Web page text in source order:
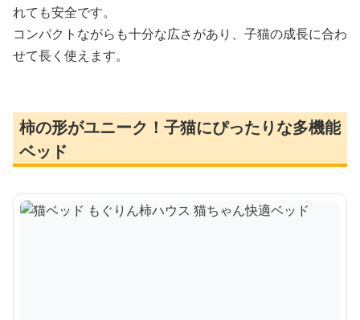
れても安全です。
コンパクトながらも十分な広さがあり、子猫の成長に合わ
せて長く使えます。
柿の形がユニーク！子猫にぴったりな多機能
ベッド